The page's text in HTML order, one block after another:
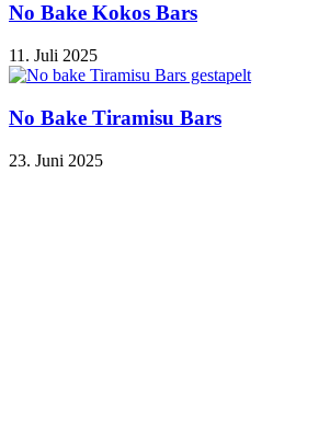
No Bake Kokos Bars
11. Juli 2025
No Bake Tiramisu Bars
23. Juni 2025